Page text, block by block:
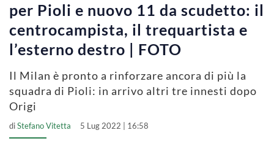
per Pioli e nuovo 11 da scudetto: il
centrocampista, il trequartista e
l’esterno destro | FOTO
Il Milan è pronto a rinforzare ancora di più la
squadra di Pioli: in arrivo altri tre innesti dopo
Origi
diStefano Vitetta 5 Lug 2022 | 16:58